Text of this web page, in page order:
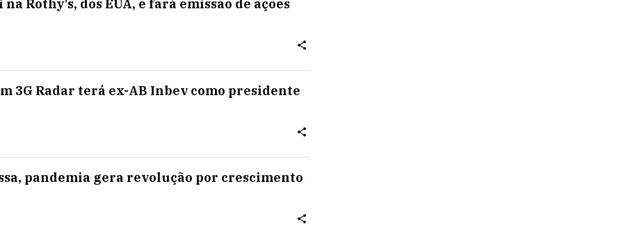
Rothy's, dos EUA, e fará emissão de ações
3G Radar terá ex-AB Inbev como presidente
pandemia gera revolução por crescimento